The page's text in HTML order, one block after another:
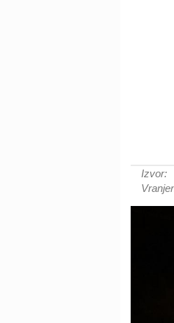
Izvor: